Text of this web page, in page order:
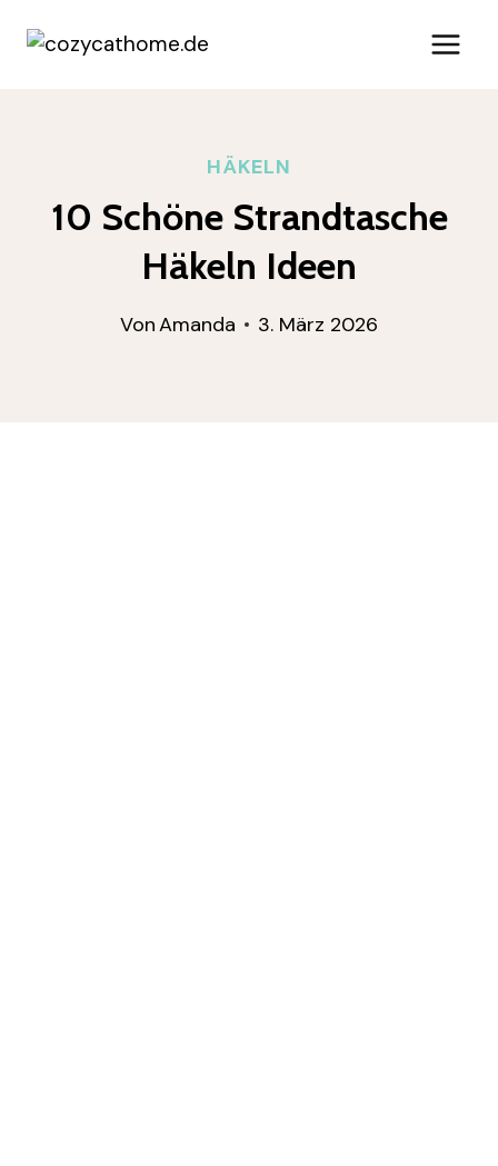
Inhalt
HÄKELN
10 Schöne Strandtasche
Häkeln Ideen
VonAmanda 3. März 2026